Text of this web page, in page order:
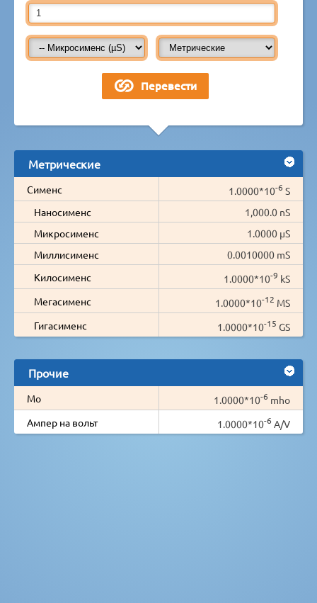
Метрические
Сименс 1.0000*10-6 S
Наносименс
1,000.0 nS
Микросименс
1.0000 µS
Миллисименс
0.0010000 mS
Килосименс
1.0000*10-9 kS
Мегасименс
1.0000*10-12 MS
Гигасименс
1.0000*10-15 GS
Прочие
Мо 1.0000*10-6 mho
Ампер на вольт
1.0000*10-6 A/V